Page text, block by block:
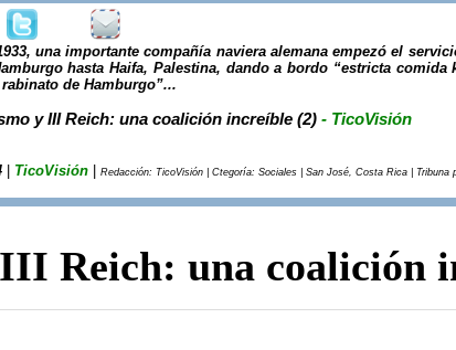
una importante compañía naviera alemana empezó el
hasta Haifa, Palestina, dando a bordo “estricta comida
de Hamburgo”...
y III Reich: una coalición increíble (2) - TicoVisión
TicoVisión Redacción: TicoVisión | Ctegoría: Sociales | San José, Costa Rica | Tribuna
Reich: una coalición